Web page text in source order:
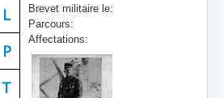
L
P
T
Brevet militaire le:
Parcours:
Affectations: